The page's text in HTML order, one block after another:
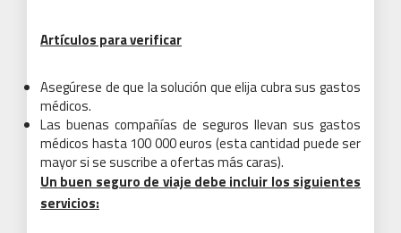
Artículos para verificar
Asegúrese de que la solución que elija cubra sus gastos
médicos.
Las buenas compañías de seguros llevan sus gastos
médicos hasta 100 000 euros (esta cantidad puede ser
mayor si se suscribe a ofertas más caras).
Un buen seguro de viaje debe incluir los siguientes
servicios: